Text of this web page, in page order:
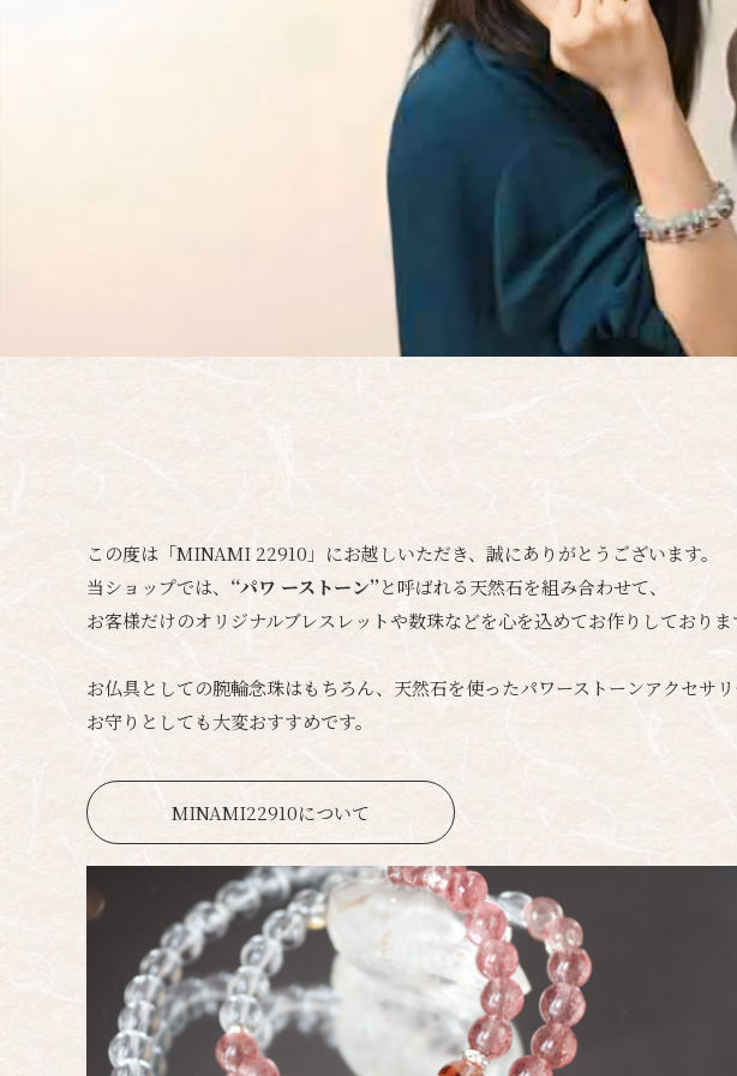
この度は「MINAMI 22910」にお越しいただき、誠にありがとうございます。
当ショップでは、 ‘‘パワ ーストーン’’と呼ばれる天然石を組み合わせて、
お客様だけのオリジナルブレスレットや数珠などを心を込めてお作りしておりま
お仏具としての腕輪念珠はもちろん、天然石を使ったパワーストーンアクセサリ
お守りとしても大変おすすめです。
MINAMI22910について